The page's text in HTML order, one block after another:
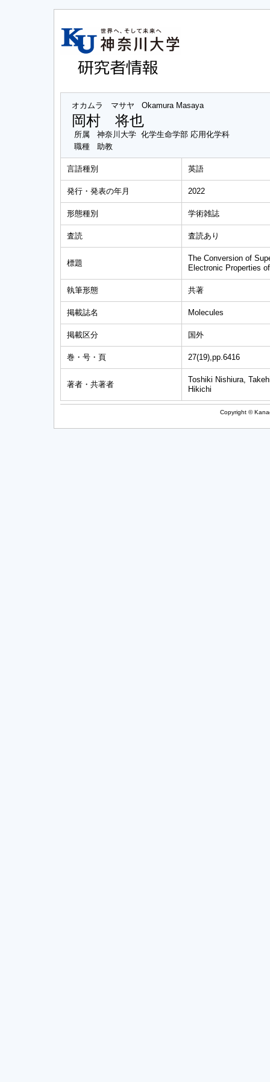
オカムラ マサヤ Okamura Masaya
岡村 将也
所属
神奈川大学 化学生命学部 応用化学科
職種
助教
言語種別 英語
発行・発表の年月 2022
形態種別 学術雑誌
査読 査読あり
標題
The Conversion of
Electronic Properties
執筆形態 共著
掲載誌名 Molecules
掲載区分 国外
巻・号・頁 27(19),pp.6416
著者・共著者
Toshiki Nishiura,
Hikichi
Copyright ©